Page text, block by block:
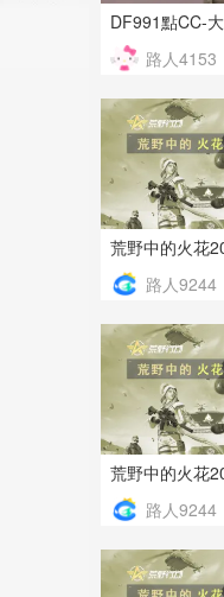
路人4153
路人9244
路人9244